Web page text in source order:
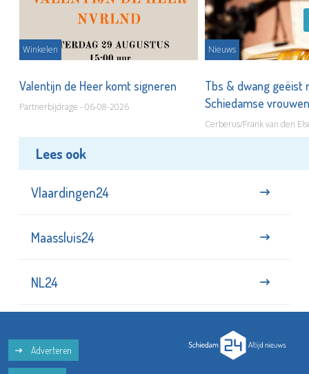
Winkelen
Valentijn de Heer komt signeren
Partnerbijdrage - 06-08-2026
Nieuws
Tbs & dwang geëist
Schiedamse
Cerberus/Frank van den
Lees ook
Vlaardingen24
Maassluis24
NL24
Adverteren